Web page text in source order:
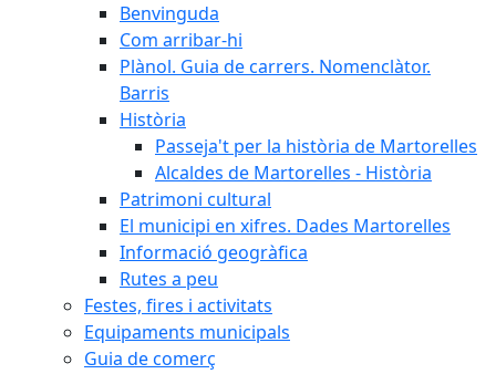
Benvinguda
Com arribar-hi
Plànol. Guia de carrers. Nomenclàtor.
Barris
Història
Passeja't per la història de Martorelles
Alcaldes de Martorelles - Història
Patrimoni cultural
El municipi en xifres. Dades Martorelles
Informació geogràfica
Rutes a peu
Festes, fires i activitats
Equipaments municipals
Guia de comerç